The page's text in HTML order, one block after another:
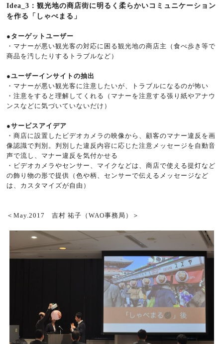
Idea_3：観光地の商店街に明るく柔らかいコミュニケーション
を作る「しゃべまる」
●ターゲットユーザー
・マナーが悪い観光客の対応に困る観光地の商店主（食べ歩き等で
商品を汚したりするトラブルなど）
●ユーザーインサイトの抽出
・マナーが悪い観光客に注意したいが、トラブルになるのが怖い
・注意をすると理解してくれる（マナーを注意する張り紙やアナウ
ンスなどに気づいていないだけ）
●サービスアイデア
・商店に設置したビデオカメラの映像から、顧客のマナー違反を画
像認識で判別。判別した違反内容に応じた注意メッセージを自動音
声で流し、マナー違反を気付かせる
・ビデオカメラやセンサー、マイクなどは、商店で使える提灯など
の飾り物の形で提供（色や柄、センサーで伝えるメッセージなど
は、カスタマイズが自由）
＜May.2017 吉村 祐子（WAO事務局）＞